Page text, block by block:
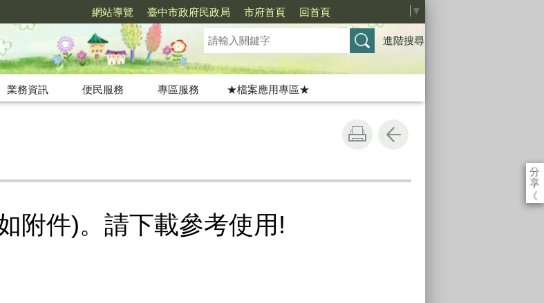
網站導覽 臺中市政府民政局 市府首頁 回首頁 ▼
進階搜尋
業務資訊 便民服務 專區服務
★檔案應用專區★
分
享
《
附件)。請下載參考使用!